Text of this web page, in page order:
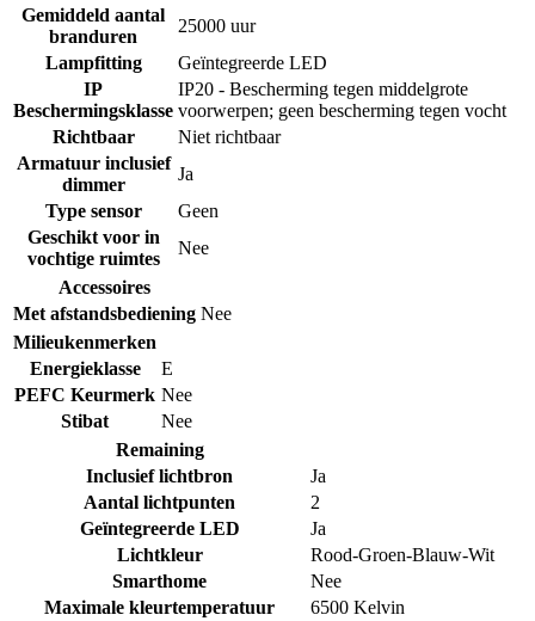
Gemiddeld aantal
branduren
25000 uur
Lampfitting
Geïntegreerde LED
IP
Beschermingsklasse
IP20 - Bescherming tegen middelgrote
voorwerpen; geen bescherming tegen vocht
Richtbaar
Niet richtbaar
Armatuur inclusief
dimmer
Ja
Type sensor
Geen
Geschikt voor in
vochtige ruimtes
Nee
Accessoires
Met afstandsbediening Nee
Milieukenmerken
Energieklasse
E
PEFC Keurmerk Nee
Stibat
Nee
Remaining
Inclusief lichtbron
Ja
Aantal lichtpunten
2
Geïntegreerde LED
Ja
Lichtkleur
Rood-Groen-Blauw-Wit
Smarthome
Nee
Maximale kleurtemperatuur
6500 Kelvin